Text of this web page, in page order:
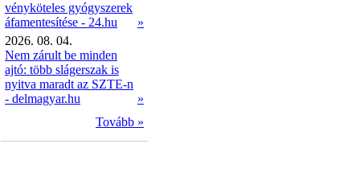
vényköteles gyógyszerek
áfamentesítése - 24.hu
»
2026. 08. 04.
Nem zárult be minden
ajtó: több slágerszak is
nyitva maradt az SZTE-n
- delmagyar.hu
»
Tovább »